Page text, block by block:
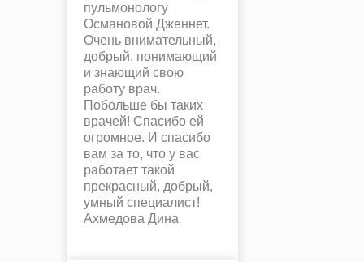
пульмонологу
Османовой Дженнет.
Очень внимательный,
добрый, понимающий
и знающий свою
работу врач.
Побольше бы таких
врачей! Спасибо ей
огромное. И спасибо
вам за то, что у вас
работает такой
прекрасный, добрый,
умный специалист!
Ахмедова Дина